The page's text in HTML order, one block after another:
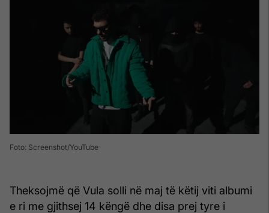
Foto: Screenshot/YouTube
Theksojmë që Vula solli në maj të këtij viti albumi
e ri me gjithsej 14 këngë dhe disa prej tyre i